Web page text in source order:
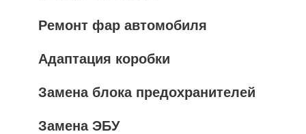
Ремонт фар автомобиля
Адаптация коробки
Замена блока предохранителей
Замена ЭБУ